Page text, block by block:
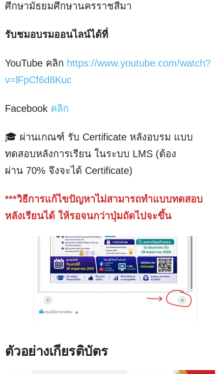
ศึกษามัธยมศึกษานครราชสีมา
รับชมอบรมออนไลน์ได้ที่
YouTube คลิก https://www.youtube.com/watch?
v=lFpCf6d8Kuc
Facebook คลิก
🎓 ผ่านเกณฑ์ รับ Certificate หลังอบรม แบบ
ทดสอบหลังการเรียน ในระบบ LMS (ต้อง
ผ่าน 70% จึงจะได้ Certificate)
***วิธีการแก้ไขปัญหาไม่สามารถทำแบบทดสอบ
หลังเรียนได้ ให้รอจนกว่าปุ่มถัดไปจะขึ้น
ตัวอย่างเกียรติบัตร